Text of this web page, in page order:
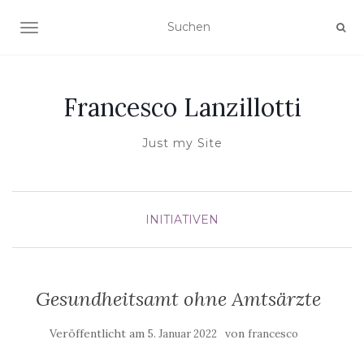
NAVIGATION UMSCHALTEN
Francesco Lanzillotti
Just my Site
INITIATIVEN
Gesundheitsamt ohne Amtsärzte
Veröffentlicht am 5. Januar 2022 von francesco